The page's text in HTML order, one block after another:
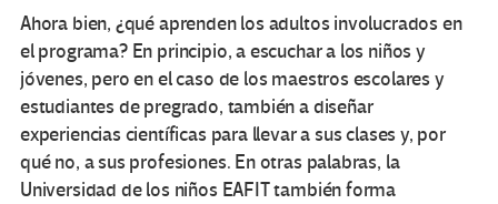
Ahora bien, ¿qué aprenden los adultos involucrados en
el programa? En principio, a escuchar a los niños y
jóvenes, pero en el caso de los maestros escolares y
estudiantes de pregrado, también a diseñar
experiencias científicas para llevar a sus clases y, por
qué no, a sus profesiones. En otras palabras, la
Universidad de los niños EAFIT también forma